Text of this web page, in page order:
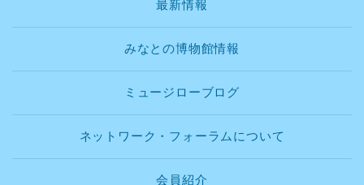
最新情報
みなとの博物館情報
ミュージローブログ
ネットワーク・フォーラムについて
会員紹介